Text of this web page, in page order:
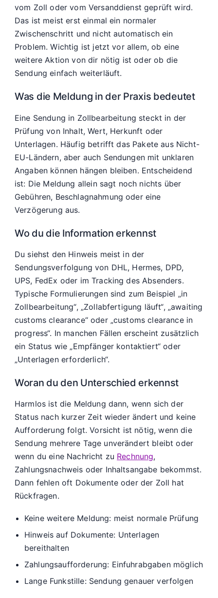
vom Zoll oder vom Versanddienst geprüft wird.
Das ist meist erst einmal ein normaler
Zwischenschritt und nicht automatisch ein
Problem. Wichtig ist jetzt vor allem, ob eine
weitere Aktion von dir nötig ist oder ob die
Sendung einfach weiterläuft.
Was die Meldung in der Praxis bedeutet
Eine Sendung in Zollbearbeitung steckt in der
Prüfung von Inhalt, Wert, Herkunft oder
Unterlagen. Häufig betrifft das Pakete aus Nicht-
EU-Ländern, aber auch Sendungen mit unklaren
Angaben können hängen bleiben. Entscheidend
ist: Die Meldung allein sagt noch nichts über
Gebühren, Beschlagnahmung oder eine
Verzögerung aus.
Wo du die Information erkennst
Du siehst den Hinweis meist in der
Sendungsverfolgung von DHL, Hermes, DPD,
UPS, FedEx oder im Tracking des Absenders.
Typische Formulierungen sind zum Beispiel „in
Zollbearbeitung“, „Zollabfertigung läuft“, „awaiting
customs clearance“ oder „customs clearance in
progress“. In manchen Fällen erscheint zusätzlich
ein Status wie „Empfänger kontaktiert“ oder
„Unterlagen erforderlich“.
Woran du den Unterschied erkennst
Harmlos ist die Meldung dann, wenn sich der
Status nach kurzer Zeit wieder ändert und keine
Aufforderung folgt. Vorsicht ist nötig, wenn die
Sendung mehrere Tage unverändert bleibt oder
wenn du eine Nachricht zu Rechnung,
Zahlungsnachweis oder Inhaltsangabe bekommst.
Dann fehlen oft Dokumente oder der Zoll hat
Rückfragen.
Keine weitere Meldung: meist normale Prüfung
Hinweis auf Dokumente: Unterlagen
bereithalten
Zahlungsaufforderung: Einfuhrabgaben möglich
Lange Funkstille: Sendung genauer verfolgen